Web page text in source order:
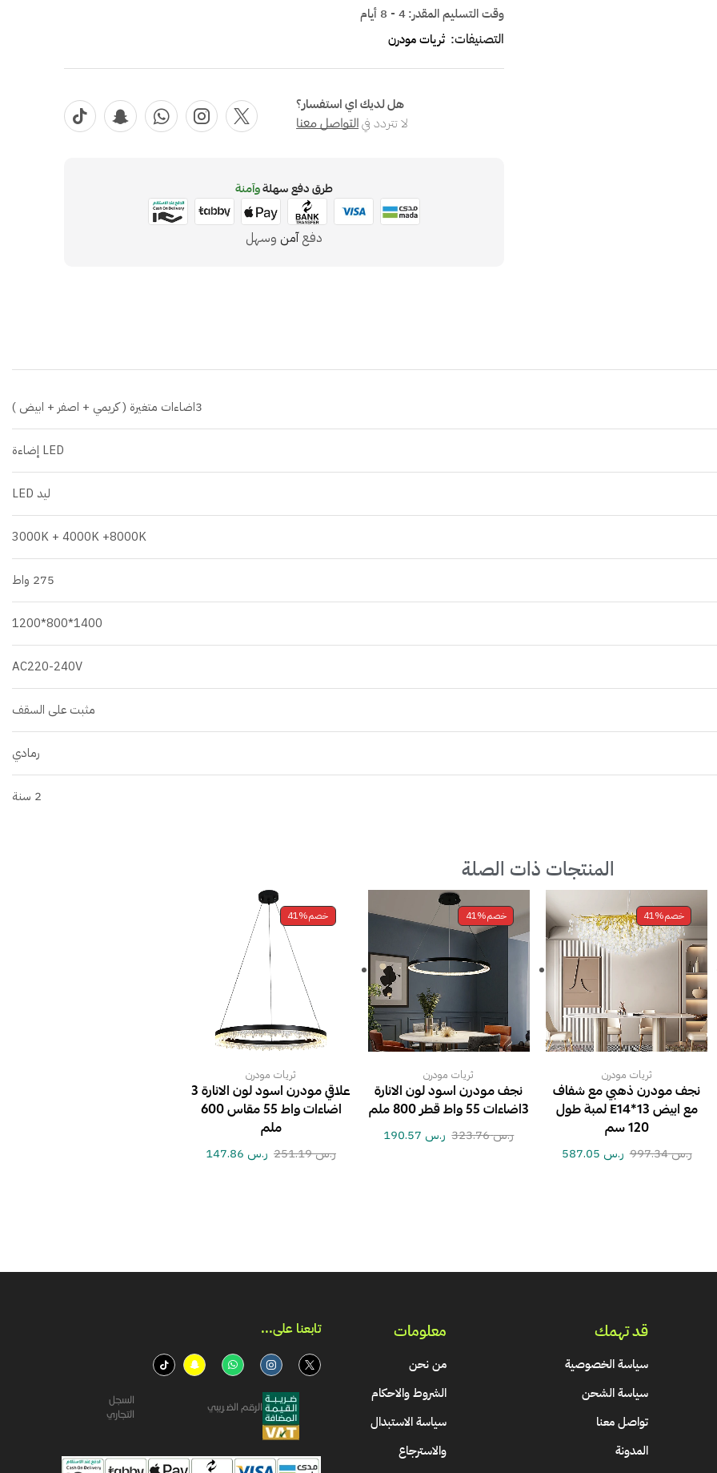
وقت التسليم المقدر:4 - 8 أيام
التصنيفات: ثريات مودرن
هل لديك اي استفسار؟
لا تتردد فيالتواصل معنا
طرق دفع سهلةوآمنة
دفعآمنوسهل
3اضاءات متغيرة ( كريمي + اصفر + ابيض )
LED إضاءة
ليد LED
3000K + 4000K +8000K
275 واط
1400*800*1200
AC220-240V
مثبت على السقف
رمادي
2 سنة
المنتجات ذات الصلة
خصم41%
ثريات مودرن
نجف مودرن ذهبي مع شفاف
مع ابيض E14*13 لمبة طول
120 سم
ر.س997.34 ر.س
خصم41%
ثريات مودرن
نجف مودرن اسود لون الانارة
3اضاءات 55 واط قطر 800 ملم
ر.س323.76 ر.س
خصم41%
ثريات مودرن
علاقي مودرن اسود لون الانارة 3
اضاءات واط 55 مقاس 600
ملم
ر.س251.19 ر.س
قد تهمك
سياسة الخصوصية
سياسة الشحن
تواصل معنا
المدونة
معلومات
من نحن
الشروط والاحكام
سياسة الاستبدال
والاسترجاع
تابعنا على...​
الرقم الضريبي
السجل
التجاري